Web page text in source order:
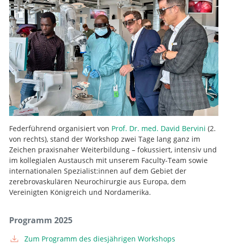
Federführend organisiert von Prof. Dr. med. David Bervini (2.
von rechts), stand der Workshop zwei Tage lang ganz im
Zeichen praxisnaher Weiterbildung – fokussiert, intensiv und
im kollegialen Austausch mit unserem Faculty-Team sowie
internationalen Spezialist:innen auf dem Gebiet der
zerebrovaskulären Neurochirurgie aus Europa, dem
Vereinigten Königreich und Nordamerika.
Programm 2025
Zum Programm des diesjährigen Workshops